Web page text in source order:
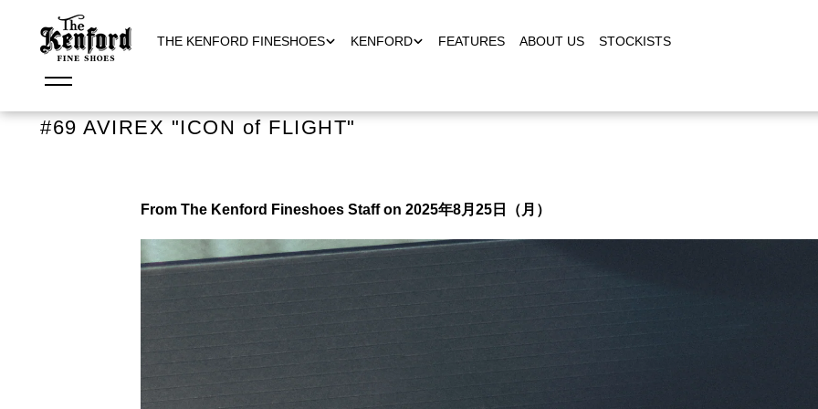
THE KENFORD FINESHOES KENFORD FEATURES ABOUT US STOCKISTS
#69 AVIREX "ICON of FLIGHT"
From The Kenford Fineshoes Staff on 2025年8月25日（月）